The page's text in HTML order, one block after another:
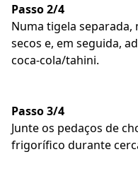
Passo 2/4
Numa tigela
secos e, em seguida,
coca-cola/tahini.
Passo 3/4
Junte os pedaços de
frigorífico durante